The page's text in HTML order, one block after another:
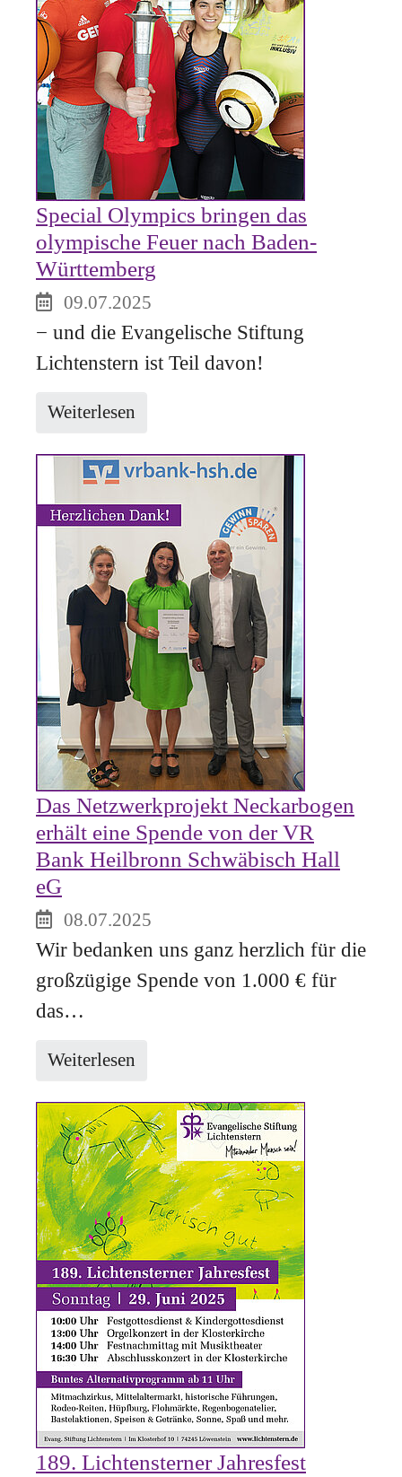
Special Olympics bringen das
olympische Feuer nach Baden-
Württemberg
09.07.2025
− und die Evangelische Stiftung
Lichtenstern ist Teil davon!
Weiterlesen
Das Netzwerkprojekt Neckarbogen
erhält eine Spende von der VR
Bank Heilbronn Schwäbisch Hall
eG
08.07.2025
Wir bedanken uns ganz herzlich für die
großzügige Spende von 1.000 € für
das…
Weiterlesen
189. Lichtensterner Jahresfest